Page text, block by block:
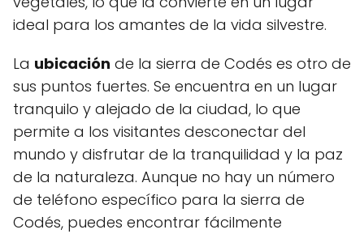
ideal para los amantes de la vida silvestre.
La ubicación de la sierra de Codés es otro de
sus puntos fuertes. Se encuentra en un lugar
tranquilo y alejado de la ciudad, lo que
permite a los visitantes desconectar del
mundo y disfrutar de la tranquilidad y la paz
de la naturaleza. Aunque no hay un número
de teléfono específico para la sierra de
Codés, puedes encontrar fácilmente